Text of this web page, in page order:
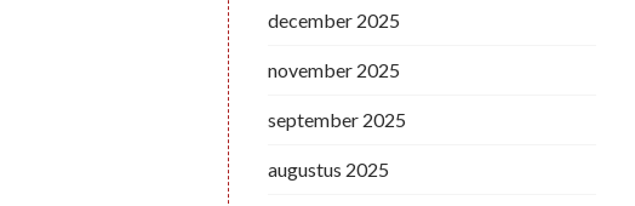
december 2025
november 2025
september 2025
augustus 2025